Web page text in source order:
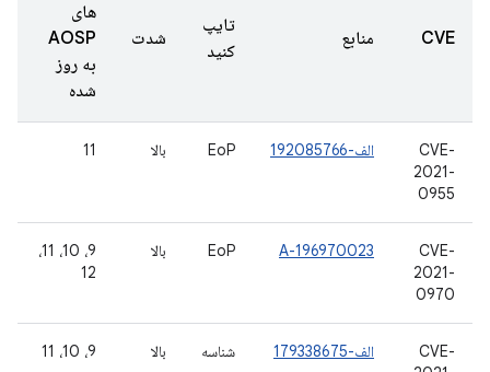
CVE منابع
تایپ
کنید
شدت
های
AOSP
به روز
شده
CVE-
2021-
0955
الف-192085766 EoP بالا 11
CVE-
2021-
0970
A-196970023
EoP بالا
9، 10، 11،
12
CVE-
الف-179338675 شناسه بالا 9، 10، 11